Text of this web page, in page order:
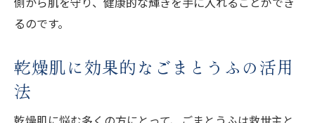
るのです。
乾燥肌に効果的なごまとうふの活用
法